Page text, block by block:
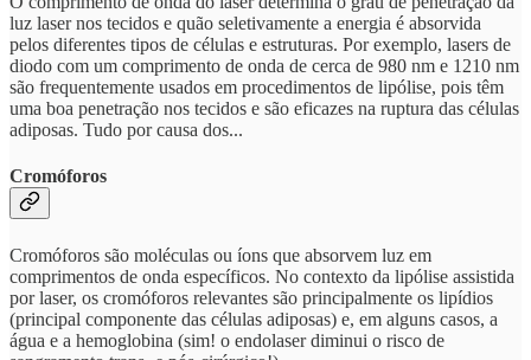
luz laser nos tecidos e quão seletivamente a energia é absorvida
pelos diferentes tipos de células e estruturas. Por exemplo, lasers de
diodo com um comprimento de onda de cerca de 980 nm e 1210 nm
são frequentemente usados em procedimentos de lipólise, pois têm
uma boa penetração nos tecidos e são eficazes na ruptura das células
adiposas. Tudo por causa dos...
Cromóforos
Cromóforos são moléculas ou íons que absorvem luz em
comprimentos de onda específicos. No contexto da lipólise assistida
por laser, os cromóforos relevantes são principalmente os lipídios
(principal componente das células adiposas) e, em alguns casos, a
água e a hemoglobina (sim! o endolaser diminui o risco de